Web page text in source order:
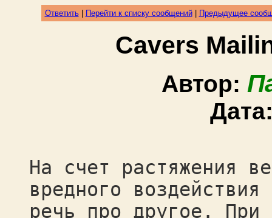
Ответить| Перейти к списку сообщений| Предыдущее
Cavers
Автор:
На счет растяжения
вредного
речь про другое. При